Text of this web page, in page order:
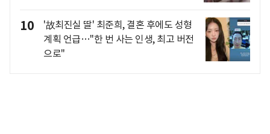
10
'故최진실 딸' 최준희, 결혼 후에도 성형
계획 언급…"한 번 사는 인생, 최고 버전
으로"